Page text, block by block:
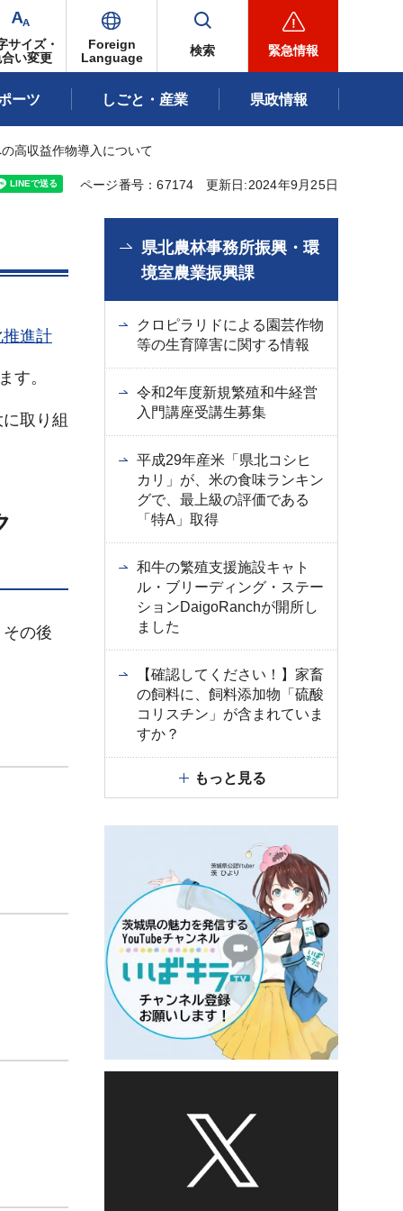
サイズ・
い変更
Foreign
Language
検索 緊急情報
ーツ しごと・産業 県政情報
高収益作物導入について
ページ番号：67174 更新日:2024年9月25日
進計
す。
取り組
の後
県北農林事務所振興・環
境室農業振興課
クロピラリドによる園芸作物
等の生育障害に関する情報
令和2年度新規繁殖和牛経営
入門講座受講生募集
平成29年産米「県北コシヒ
カリ」が、米の食味ランキン
グで、最上級の評価である
「特A」取得
和牛の繁殖支援施設キャト
ル・ブリーディング・ステー
ションDaigoRanchが開所し
ました
【確認してください！】家畜
の飼料に、飼料添加物「硫酸
コリスチン」が含まれていま
すか？
もっと見る